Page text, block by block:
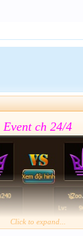
Event ch 24/4
Click to expand...